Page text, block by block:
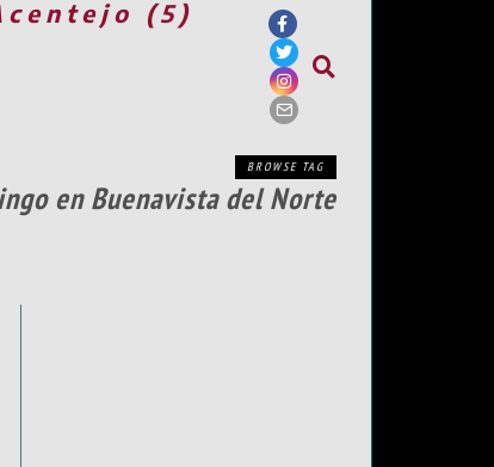
(5)
BROWSE TAG
en Buenavista del Norte